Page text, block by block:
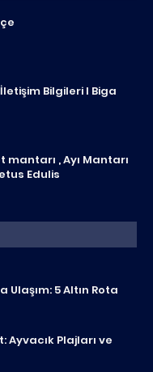
Bilgileri I Biga
mantarı , Ayı Mantarı
Edulis
5 Altın Rota
Ayvacık Plajları ve